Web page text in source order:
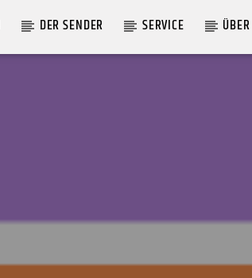
DER SENDER SERVICE